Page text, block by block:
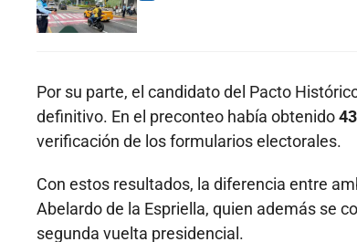
Por su parte, el candidato del Pacto
definitivo. En el preconteo había obtenido
verificación de los formularios electorales.
Con estos resultados, la diferencia entre
Abelardo de la Espriella, quien además se
segunda vuelta presidencial.